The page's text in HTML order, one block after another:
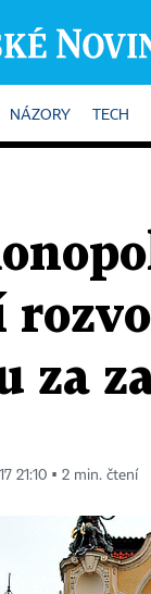
NÁZORY TECH
za
21:10 ▪ 2 min. čtení